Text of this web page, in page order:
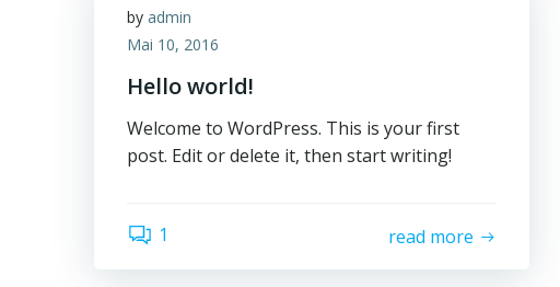
by admin
Mai 10, 2016
Hello world!
Welcome to WordPress. This is your first
post. Edit or delete it, then start writing!
1 read more